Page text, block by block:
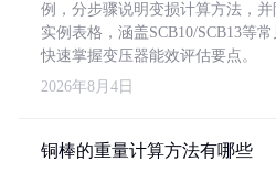
例，分步骤说明变损计算方法，
实例表格，涵盖SCB10/SCB13等
快速掌握变压器能效评估要点。
2026年8月4日
铜棒的重量计算方法有哪些